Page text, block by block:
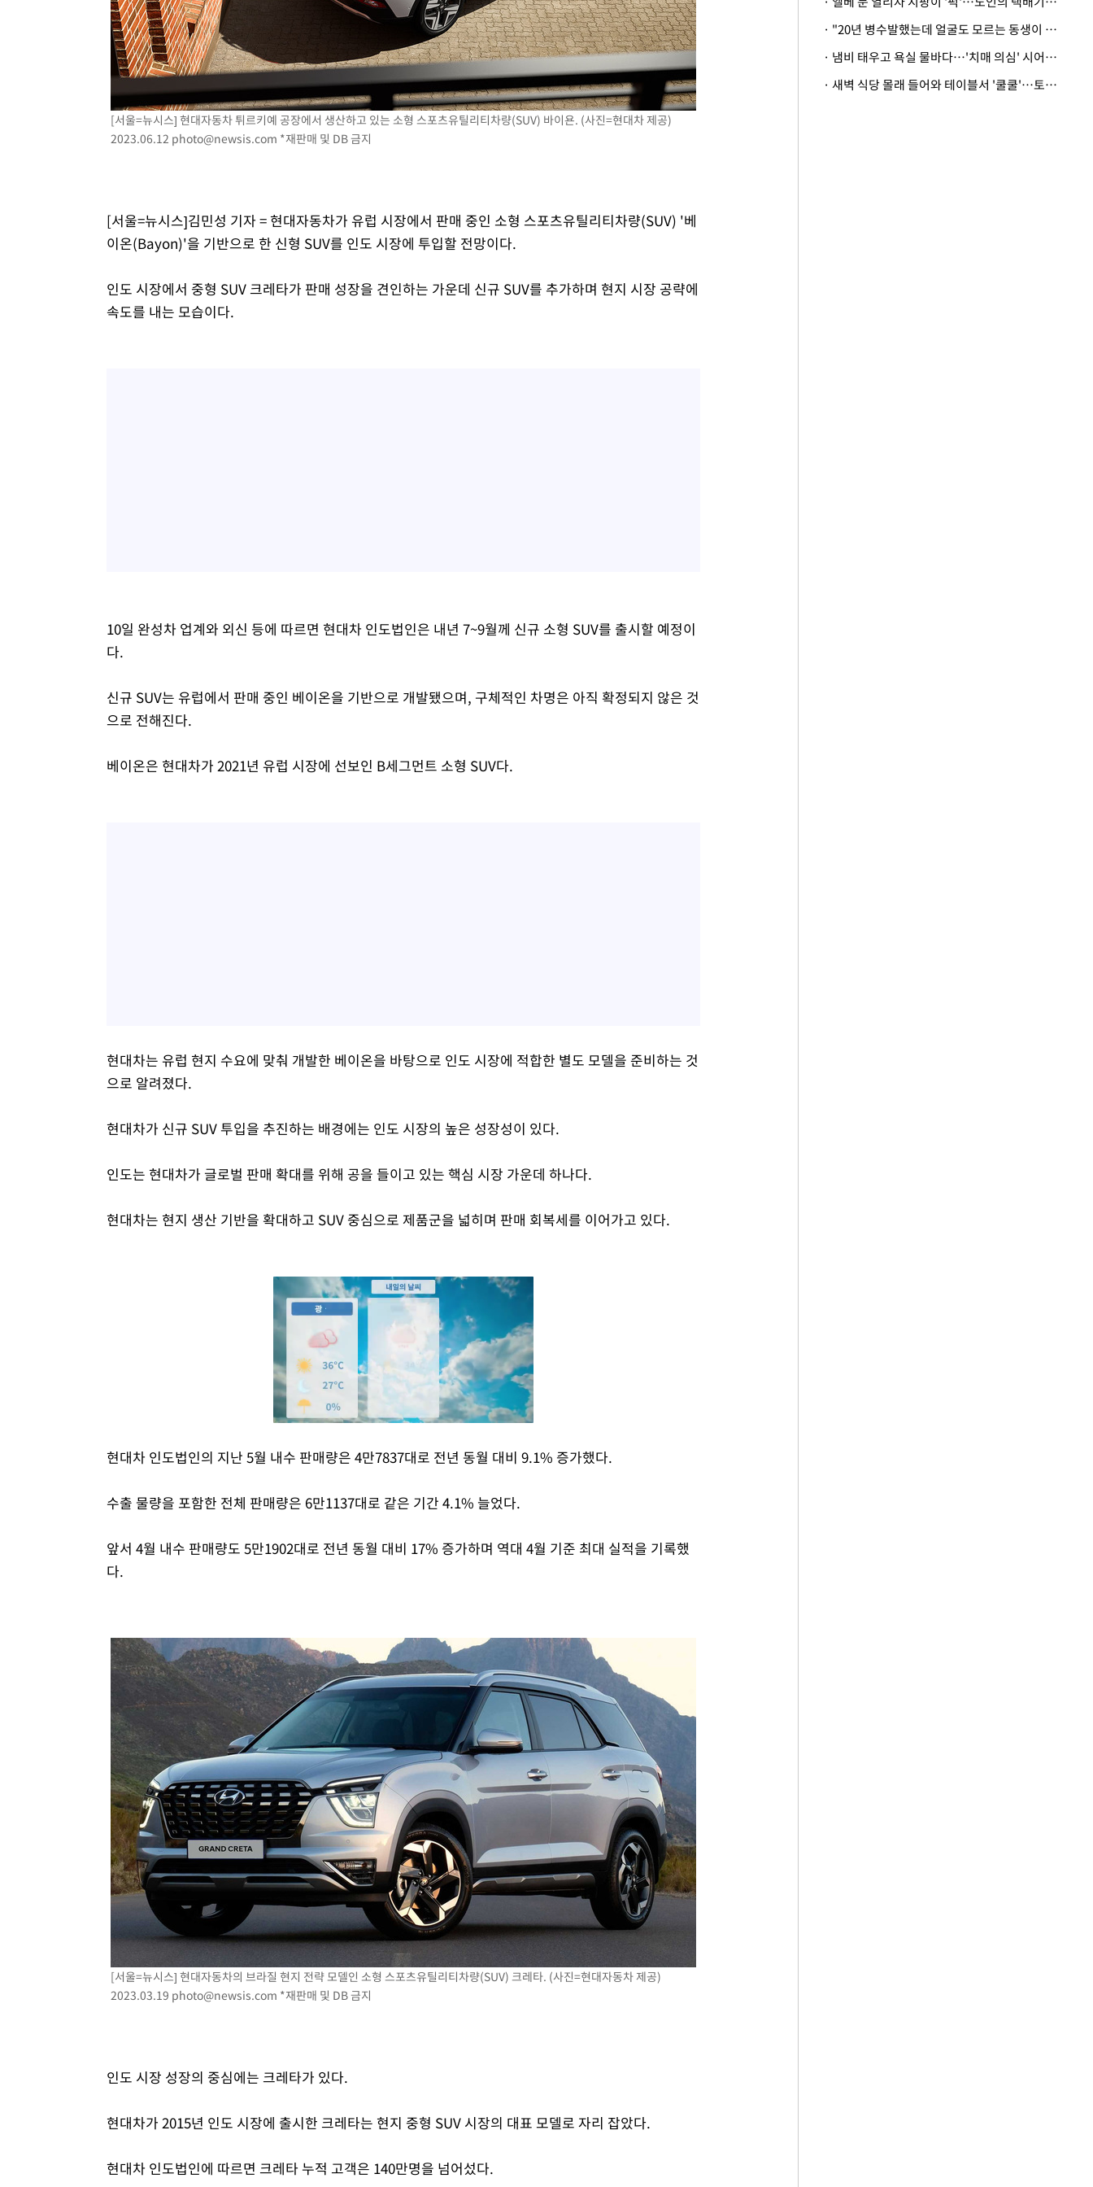
[서울=뉴시스] 현대자동차 튀르키예 공장에서 생산하고 있는 소형 스포츠유틸리티차량(SUV) 바이욘. (사진=현대차 제공)
2023.06.12 photo@newsis.com *재판매 및 DB 금지
[서울=뉴시스]김민성 기자 = 현대자동차가 유럽 시장에서 판매 중인 소형 스포츠유틸리티차량(SUV) '베
이온(Bayon)'을 기반으로 한 신형 SUV를 인도 시장에 투입할 전망이다.
인도 시장에서 중형 SUV 크레타가 판매 성장을 견인하는 가운데 신규 SUV를 추가하며 현지 시장 공략에
속도를 내는 모습이다.
10일 완성차 업계와 외신 등에 따르면 현대차 인도법인은 내년 7~9월께 신규 소형 SUV를 출시할 예정이
다.
신규 SUV는 유럽에서 판매 중인 베이온을 기반으로 개발됐으며, 구체적인 차명은 아직 확정되지 않은 것
으로 전해진다.
베이온은 현대차가 2021년 유럽 시장에 선보인 B세그먼트 소형 SUV다.
현대차는 유럽 현지 수요에 맞춰 개발한 베이온을 바탕으로 인도 시장에 적합한 별도 모델을 준비하는 것
으로 알려졌다.
현대차가 신규 SUV 투입을 추진하는 배경에는 인도 시장의 높은 성장성이 있다.
인도는 현대차가 글로벌 판매 확대를 위해 공을 들이고 있는 핵심 시장 가운데 하나다.
현대차는 현지 생산 기반을 확대하고 SUV 중심으로 제품군을 넓히며 판매 회복세를 이어가고 있다.
현대차 인도법인의 지난 5월 내수 판매량은 4만7837대로 전년 동월 대비 9.1% 증가했다.
수출 물량을 포함한 전체 판매량은 6만1137대로 같은 기간 4.1% 늘었다.
앞서 4월 내수 판매량도 5만1902대로 전년 동월 대비 17% 증가하며 역대 4월 기준 최대 실적을 기록했
다.
[서울=뉴시스] 현대자동차의 브라질 현지 전략 모델인 소형 스포츠유틸리티차량(SUV) 크레타. (사진=현대자동차 제공)
2023.03.19 photo@newsis.com *재판매 및 DB 금지
인도 시장 성장의 중심에는 크레타가 있다.
현대차가 2015년 인도 시장에 출시한 크레타는 현지 중형 SUV 시장의 대표 모델로 자리 잡았다.
현대차 인도법인에 따르면 크레타 누적 고객은 140만명을 넘어섰다.
· "20년 병수발했는데 얼굴도 모르는 동생이 유산 절반을"…배다른 형제 상속권 있을까
· 냄비 태우고 욕실 물바다…'치매 의심' 시어머니 검사 권유했다가 '날벼락'
· 새벽 식당 몰래 들어와 테이블서 '쿨쿨'…토사물 남기고 사라진 남성